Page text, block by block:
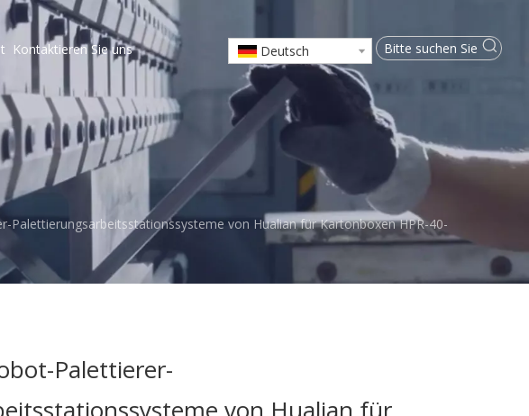
Kontaktieren Sie uns Deutsch
Palettierungsarbeitsstationssysteme von Hualian für Kartonboxen HPR-40-
Palettierer-